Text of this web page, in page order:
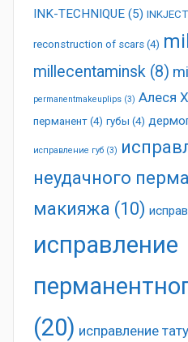
INK-TECHNIQUE (5) INKJECT
reconstruction of scars (4)
millecentaminsk (8)
permanentmakeuplips (3) Алеся
перманент (4) губы (4)
исправление губ (3)
неудачного
макияжа (10)
исправление
(20) исправление